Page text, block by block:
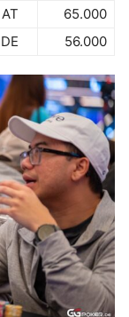
AT
65.000
DE 56.000